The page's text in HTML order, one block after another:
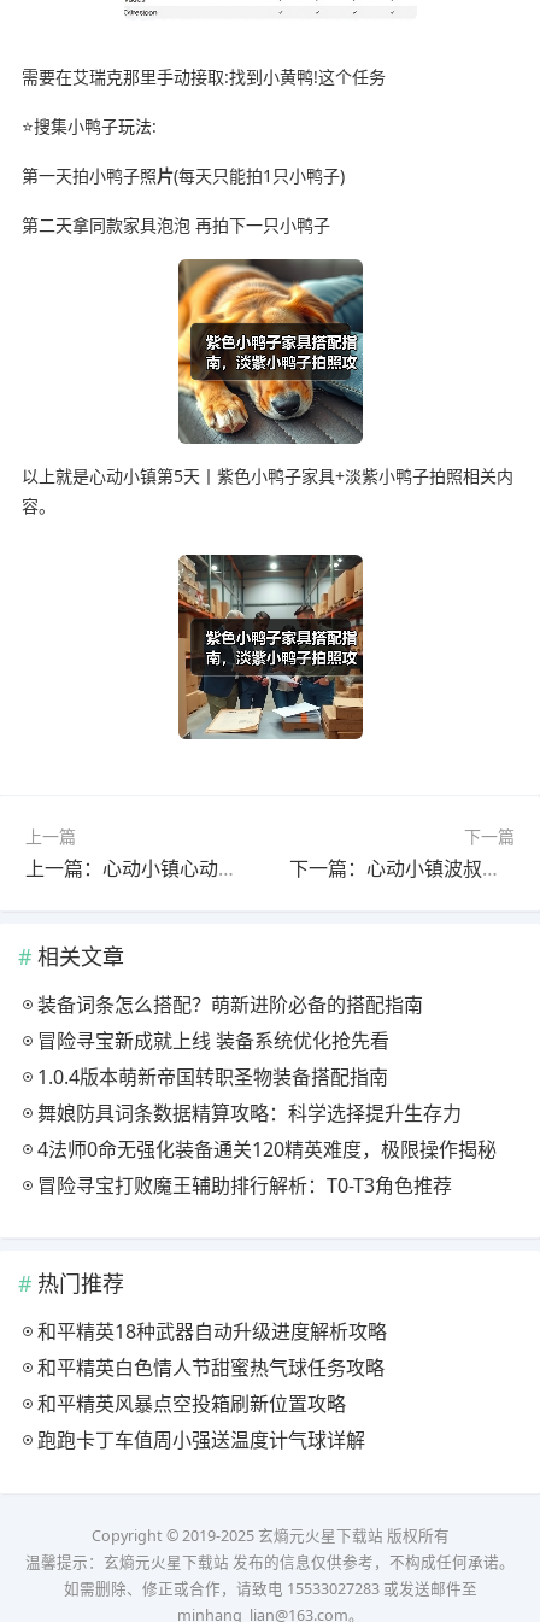
需要在艾瑞克那里手动接取:找到小黄鸭!这个任务
⭐搜集小鸭子玩法:
第一天拍小鸭子照片(每天只能拍1只小鸭子)
第二天拿同款家具泡泡 再拍下一只小鸭子
以上就是心动小镇第5天丨紫色小鸭子家具+淡紫小鸭子拍照相关内
容。
上一篇
上一篇：心动小镇心动小镇 潮流商店 沙滩季家具建材返场汇总
下一篇
下一篇：心动小镇波叔家具店上新啦
相关文章
装备词条怎么搭配？萌新进阶必备的搭配指南
冒险寻宝新成就上线 装备系统优化抢先看
1.0.4版本萌新帝国转职圣物装备搭配指南
舞娘防具词条数据精算攻略：科学选择提升生存力
4法师0命无强化装备通关120精英难度，极限操作揭秘
冒险寻宝打败魔王辅助排行解析：T0-T3角色推荐
热门推荐
和平精英18种武器自动升级进度解析攻略
和平精英白色情人节甜蜜热气球任务攻略
和平精英风暴点空投箱刷新位置攻略
跑跑卡丁车值周小强送温度计气球详解
Copyright © 2019-2025 玄熵元火星下载站 版权所有
温馨提示：玄熵元火星下载站 发布的信息仅供参考，不构成任何承诺。
如需删除、修正或合作，请致电 15533027283 或发送邮件至
minhang_lian@163.com。